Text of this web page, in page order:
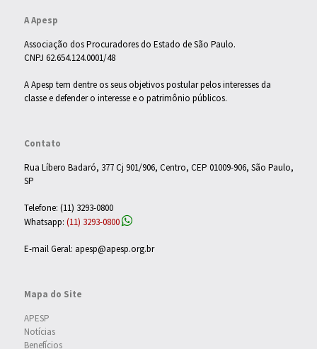
A Apesp
Associação dos Procuradores do Estado de São Paulo.
CNPJ 62.654.124.0001/48
A Apesp tem dentre os seus objetivos postular pelos interesses da
classe e defender o interesse e o patrimônio públicos.
Contato
Rua Líbero Badaró, 377 Cj 901/906, Centro, CEP 01009-906, São Paulo,
SP
Telefone: (11) 3293-0800
Whatsapp: (11) 3293-0800
E-mail Geral: apesp@apesp.org.br
Mapa do Site
APESP
Notícias
Benefícios